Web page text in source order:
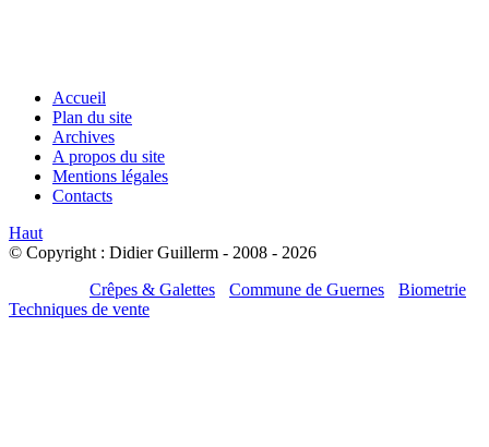
Accueil
Plan du site
Archives
A propos du site
Mentions légales
Contacts
Haut
© Copyright : Didier Guillerm - 2008 - 2026
Crêpes & Galettes Commune de Guernes Biometrie
Techniques de vente